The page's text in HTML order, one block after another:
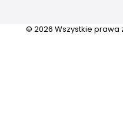
© 2026 Wszystkie prawa